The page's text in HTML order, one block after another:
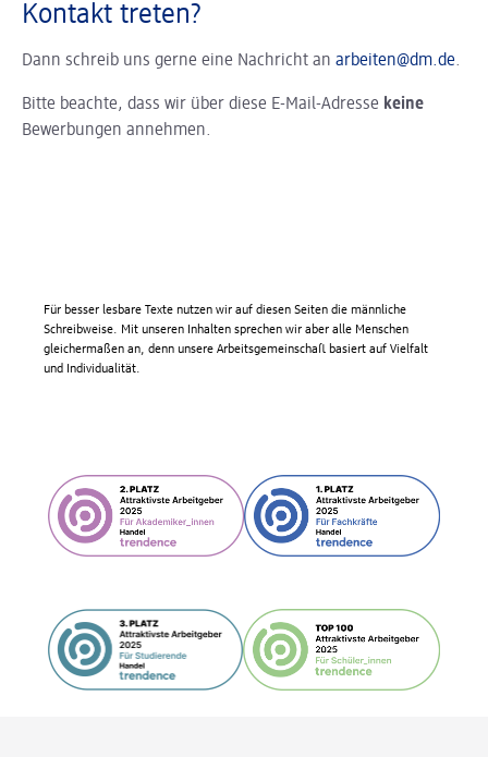
Kontakt treten?
Dann schreib uns gerne eine Nachricht an arbeiten@dm.de.
Bitte beachte, dass wir über diese E-Mail-Adresse keine
Bewerbungen annehmen.
Für besser lesbare Texte nutzen wir auf diesen Seiten die männliche
Schreibweise. Mit unseren Inhalten sprechen wir aber alle Menschen
gleichermaßen an, denn unsere Arbeitsgemeinschaft basiert auf Vielfalt
und Individualität.